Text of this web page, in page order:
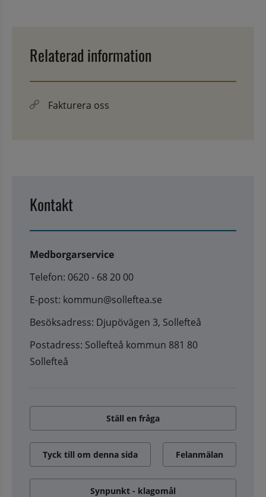
Relaterad information
Fakturera oss
Kontakt
Medborgarservice
Telefon: 0620 - 68 20 00
E-post: kommun@solleftea.se
Besöksadress: Djupövägen 3, Sollefteå
Postadress: Sollefteå kommun 881 80
Sollefteå
Ställ en fråga
Tyck till om denna sida Felanmälan
Synpunkt - klagomål